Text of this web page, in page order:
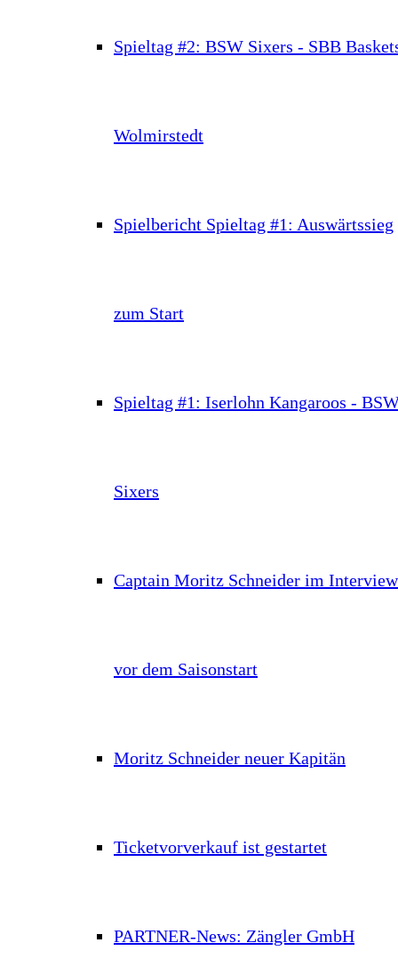
Spieltag #2: BSW Sixers - SBB
Wolmirstedt
Spielbericht Spieltag #1: Auswärtssieg
zum Start
Spieltag #1: Iserlohn Kangaroos -
Sixers
Captain Moritz Schneider im Interview
vor dem Saisonstart
Moritz Schneider neuer Kapitän
Ticketvorverkauf ist gestartet
PARTNER-News: Zängler GmbH